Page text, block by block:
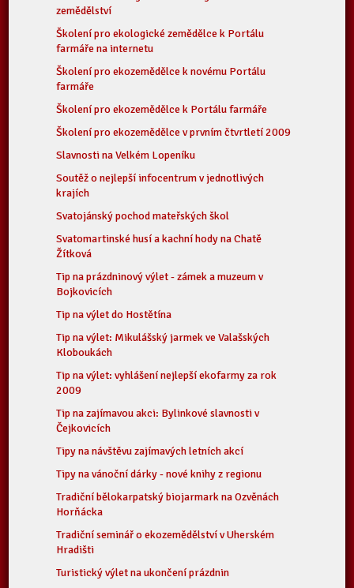
zemědělství
Školení pro ekologické zemědělce k Portálu
farmáře na internetu
Školení pro ekozemědělce k novému Portálu
farmáře
Školení pro ekozemědělce k Portálu farmáře
Školení pro ekozemědělce v prvním čtvrtletí 2009
Slavnosti na Velkém Lopeníku
Soutěž o nejlepší infocentrum v jednotlivých
krajích
Svatojánský pochod mateřských škol
Svatomartinské husí a kachní hody na Chatě
Žítková
Tip na prázdninový výlet - zámek a muzeum v
Bojkovicích
Tip na výlet do Hostětína
Tip na výlet: Mikulášský jarmek ve Valašských
Kloboukách
Tip na výlet: vyhlášení nejlepší ekofarmy za rok
2009
Tip na zajímavou akci: Bylinkové slavnosti v
Čejkovicích
Tipy na návštěvu zajímavých letních akcí
Tipy na vánoční dárky - nové knihy z regionu
Tradiční bělokarpatský biojarmark na Ozvěnách
Horňácka
Tradiční seminář o ekozemědělství v Uherském
Hradišti
Turistický výlet na ukončení prázdnin